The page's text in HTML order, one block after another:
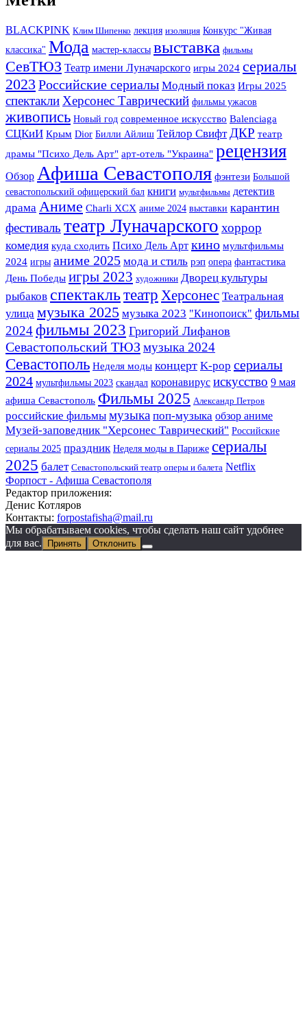
BLACKPINK Клим Шипенко лекция изоляция Конкурс "Живая
классика" Мода мастер-классы выставка фильмы
СевТЮЗ Театр имени Луначарского игры 2024 сериалы
2023 Российские сериалы Модный показ Игры 2025
спектакли Херсонес Таврический фильмы ужасов
живопись Новый год современное искусство Balenciaga
СЦКиИ Крым Dior Билли Айлиш Тейлор Свифт ДКР театр
драмы "Психо Дель Арт" арт-отель "Украина" рецензия
Обзор Афиша Севастополя фэнтези Большой
севастопольский офицерский бал книги мультфильмы детектив
драма Аниме Charli XCX аниме 2024 выставки карантин
фестиваль театр Луначарского хоррор
комедия куда сходить Психо Дель Арт кино мультфильмы
2024 игры аниме 2025 мода и стиль рэп опера фантастика
День Победы игры 2023 художники Дворец культуры
рыбаков спектакльтеатр Херсонес Театральная
улица музыка 2025 музыка 2023 "Кинопоиск" фильмы
2024фильмы 2023 Григорий Лифанов
Севастопольский ТЮЗ музыка 2024
Севастополь Неделя моды концерт K-pop сериалы
2024 мультфильмы 2023 скандал коронавирус искусство 9 мая
афиша Севастополь Фильмы 2025 Александр Петров
российские фильмы музыка поп-музыка обзор аниме
Музей-заповедник "Херсонес Таврический" Российские
сериалы 2025 праздник Неделя моды в Париже сериалы
2025 балет Севастопольский театр оперы и балета Netflix
Форпост - Афиша Севастополя
Редактор приложения:
Денис Котляров
Контакты: forpostafisha@mail.ru
Мы обрабатываем cookies, чтобы сделать наш сайт удобнее
для вас.
Принять Отклонить